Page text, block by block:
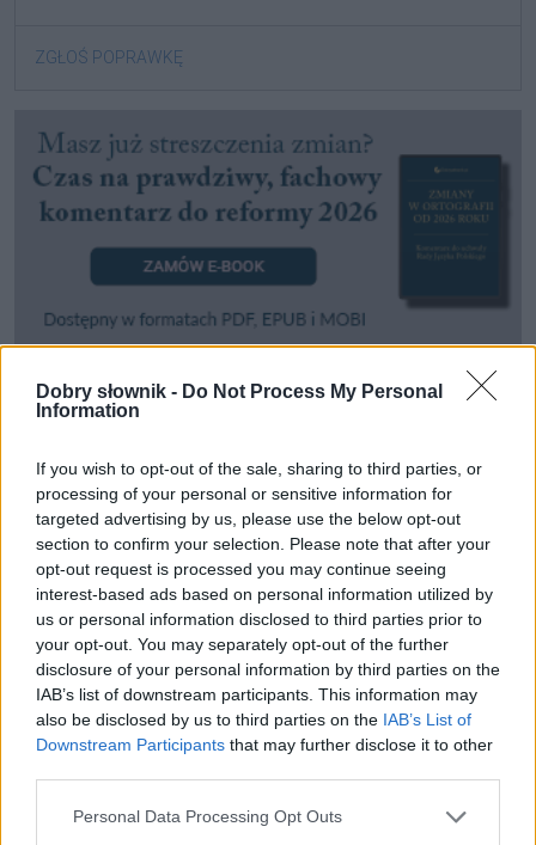
Dobry słownik - Do Not Process My Personal
Information
If you wish to opt-out of the sale, sharing to third parties, or
processing of your personal or sensitive information for
targeted advertising by us, please use the below opt-out
section to confirm your selection. Please note that after your
opt-out request is processed you may continue seeing
interest-based ads based on personal information utilized by
us or personal information disclosed to third parties prior to
your opt-out. You may separately opt-out of the further
disclosure of your personal information by third parties on the
IAB’s list of downstream participants. This information may
also be disclosed by us to third parties on the IAB’s List of
Downstream Participants that may further disclose it to other
Please note that this website/app uses one or more Google
Personal Data Processing Opt Outs
ZGŁOŚ POPRAWKĘ
Pozostały wątpliwości? Brakuje czegoś w haśle?
SPRAWDŹ
Często sprawdzane
O poprawnej i niezałganej odmianie
Czyderbysportowe się odmienia(ją)? I jakiego są rodzaju?
Problemy z jaskinią i spójnikiem
Ciekawostki
zwierzę— A w chińskiej encyklopedii...